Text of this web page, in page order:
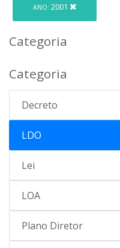
ANO: 2001
Categoria
Categoria
Decreto
LDO
Lei
LOA
Plano Diretor